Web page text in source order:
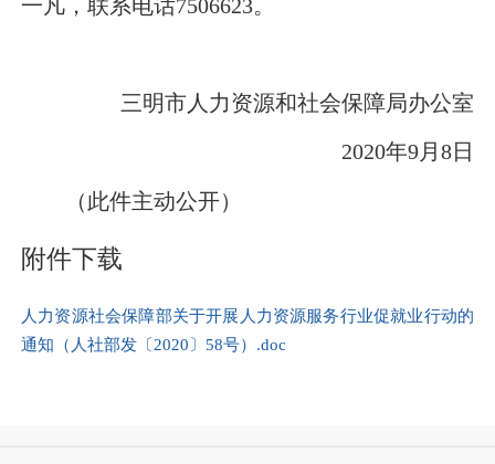
一凡，联系电话7506623。
三明市人力资源和社会保障局办公室
2020年9月8日
（此件主动公开）
附件下载
人力资源社会保障部关于开展人力资源服务行业促就业行动的
通知（人社部发〔2020〕58号）.doc